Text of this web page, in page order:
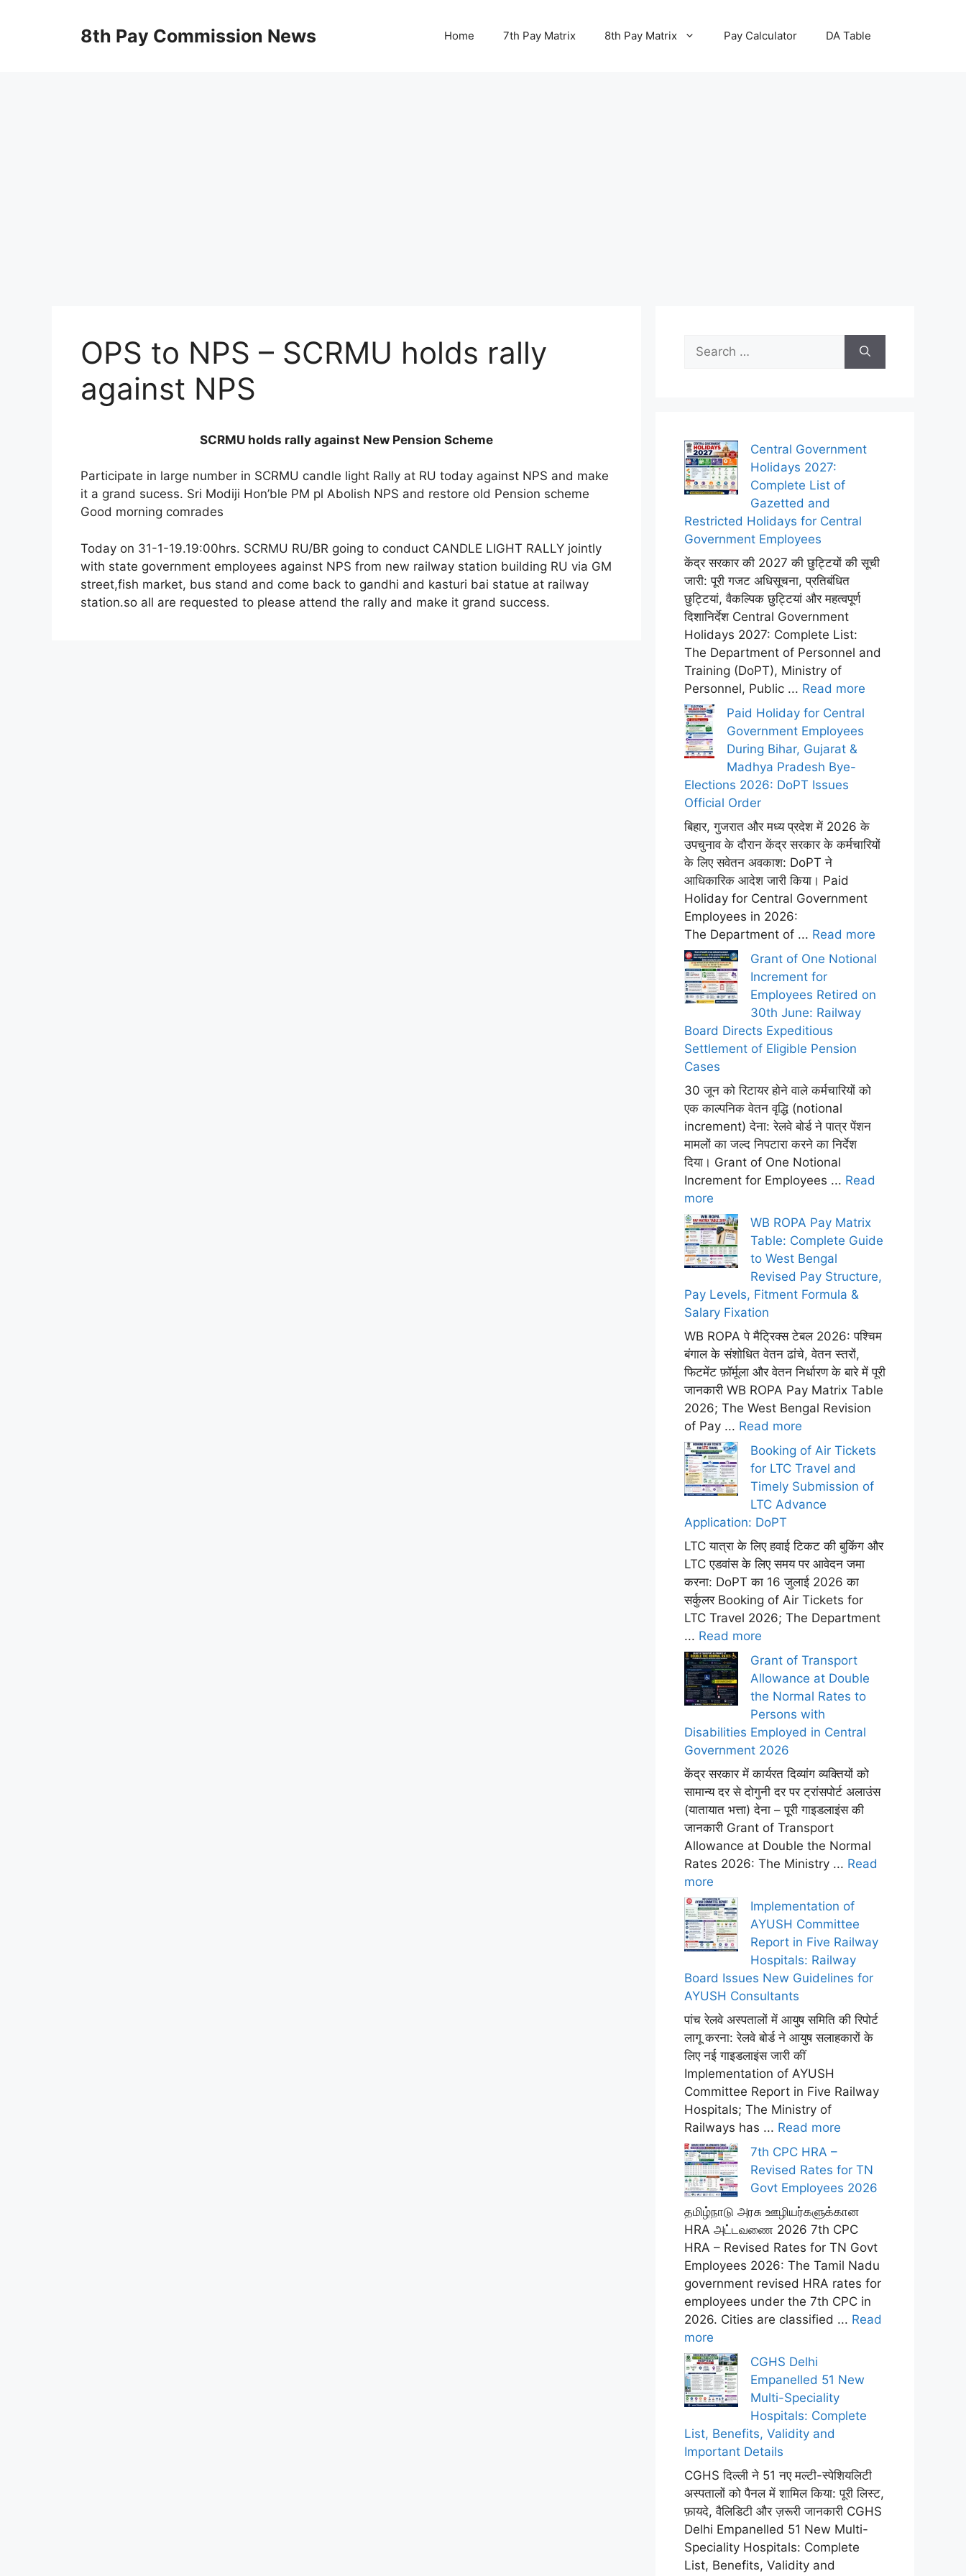
8th Pay Commission News Home 7th Pay Matrix 8th Pay Matrix Pay Calculator DA Table
OPS to NPS – SCRMU holds rally
against NPS
SCRMU holds rally against New Pension Scheme
Participate in large number in SCRMU candle light Rally at RU today against NPS and make
it a grand sucess. Sri Modiji Hon’ble PM pl Abolish NPS and restore old Pension scheme
Good morning comrades
Today on 31-1-19.19:00hrs. SCRMU RU/BR going to conduct CANDLE LIGHT RALLY jointly
with state government employees against NPS from new railway station building RU via GM
street,fish market, bus stand and come back to gandhi and kasturi bai statue at railway
station.so all are requested to please attend the rally and make it grand success.
for:
Central Government
Holidays 2027:
Complete List of
Gazetted and
Restricted Holidays for Central
Government Employees
केंद्र सरकार की 2027 की छुट्टियों की सूची
जारी: पूरी गजट अधिसूचना, प्रतिबंधित
छुट्टियां, वैकल्पिक छुट्टियां और महत्वपूर्ण
दिशानिर्देश Central Government
Holidays 2027: Complete List:
The Department of Personnel and
Training (DoPT), Ministry of
Personnel, Public ... Read more
Paid Holiday for Central
Government Employees
During Bihar, Gujarat &
Madhya Pradesh Bye-
Elections 2026: DoPT Issues
Official Order
बिहार, गुजरात और मध्य प्रदेश में 2026 के
उपचुनाव के दौरान केंद्र सरकार के कर्मचारियों
के लिए सवेतन अवकाश: DoPT ने
आधिकारिक आदेश जारी किया। Paid
Holiday for Central Government
Employees in 2026:
The Department of ... Read more
Grant of One Notional
Increment for
Employees Retired on
30th June: Railway
Board Directs Expeditious
Settlement of Eligible Pension
Cases
30 जून को रिटायर होने वाले कर्मचारियों को
एक काल्पनिक वेतन वृद्धि (notional
increment) देना: रेलवे बोर्ड ने पात्र पेंशन
मामलों का जल्द निपटारा करने का निर्देश
दिया। Grant of One Notional
Increment for Employees ... Read
more
WB ROPA Pay Matrix
Table: Complete Guide
to West Bengal
Revised Pay Structure,
Pay Levels, Fitment Formula &
Salary Fixation
WB ROPA पे मैट्रिक्स टेबल 2026: पश्चिम
बंगाल के संशोधित वेतन ढांचे, वेतन स्तरों,
फिटमेंट फ़ॉर्मूला और वेतन निर्धारण के बारे में पूरी
जानकारी WB ROPA Pay Matrix Table
2026; The West Bengal Revision
of Pay ... Read more
Booking of Air Tickets
for LTC Travel and
Timely Submission of
LTC Advance
Application: DoPT
LTC यात्रा के लिए हवाई टिकट की बुकिंग और
LTC एडवांस के लिए समय पर आवेदन जमा
करना: DoPT का 16 जुलाई 2026 का
सर्कुलर Booking of Air Tickets for
LTC Travel 2026; The Department
... Read more
Grant of Transport
Allowance at Double
the Normal Rates to
Persons with
Disabilities Employed in Central
Government 2026
केंद्र सरकार में कार्यरत दिव्यांग व्यक्तियों को
सामान्य दर से दोगुनी दर पर ट्रांसपोर्ट अलाउंस
(यातायात भत्ता) देना – पूरी गाइडलाइंस की
जानकारी Grant of Transport
Allowance at Double the Normal
Rates 2026: The Ministry ... Read
more
Implementation of
AYUSH Committee
Report in Five Railway
Hospitals: Railway
Board Issues New Guidelines for
AYUSH Consultants
पांच रेलवे अस्पतालों में आयुष समिति की रिपोर्ट
लागू करना: रेलवे बोर्ड ने आयुष सलाहकारों के
लिए नई गाइडलाइंस जारी कीं
Implementation of AYUSH
Committee Report in Five Railway
Hospitals; The Ministry of
Railways has ... Read more
7th CPC HRA –
Revised Rates for TN
Govt Employees 2026
தமிழ்நாடு அரசு ஊழியர்களுக்கான
HRA அட்டவணை 2026 7th CPC
HRA – Revised Rates for TN Govt
Employees 2026: The Tamil Nadu
government revised HRA rates for
employees under the 7th CPC in
2026. Cities are classified ... Read
more
CGHS Delhi
Empanelled 51 New
Multi-Speciality
Hospitals: Complete
List, Benefits, Validity and
Important Details
CGHS दिल्ली ने 51 नए मल्टी-स्पेशियलिटी
अस्पतालों को पैनल में शामिल किया: पूरी लिस्ट,
फ़ायदे, वैलिडिटी और ज़रूरी जानकारी CGHS
Delhi Empanelled 51 New Multi-
Speciality Hospitals: Complete
List, Benefits, Validity and